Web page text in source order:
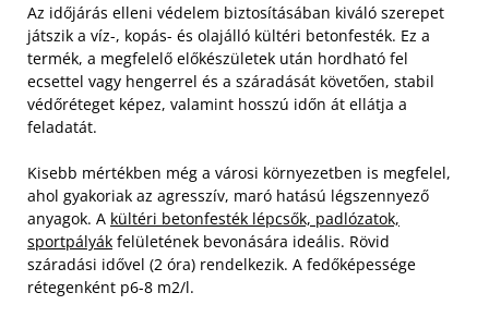
Az időjárás elleni védelem biztosításában kiváló szerepet
játszik a víz-, kopás- és olajálló kültéri betonfesték. Ez a
termék, a megfelelő előkészületek után hordható fel
ecsettel vagy hengerrel és a száradását követően, stabil
védőréteget képez, valamint hosszú időn át ellátja a
feladatát.
Kisebb mértékben még a városi környezetben is megfelel,
ahol gyakoriak az agresszív, maró hatású légszennyező
anyagok. A kültéri betonfesték lépcsők, padlózatok,
sportpályák felületének bevonására ideális. Rövid
száradási idővel (2 óra) rendelkezik. A fedőképessége
rétegenként p6-8 m2/l.